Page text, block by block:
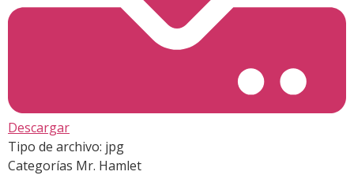
Descargar
Tipo de archivo: jpg
Categorías Mr. Hamlet